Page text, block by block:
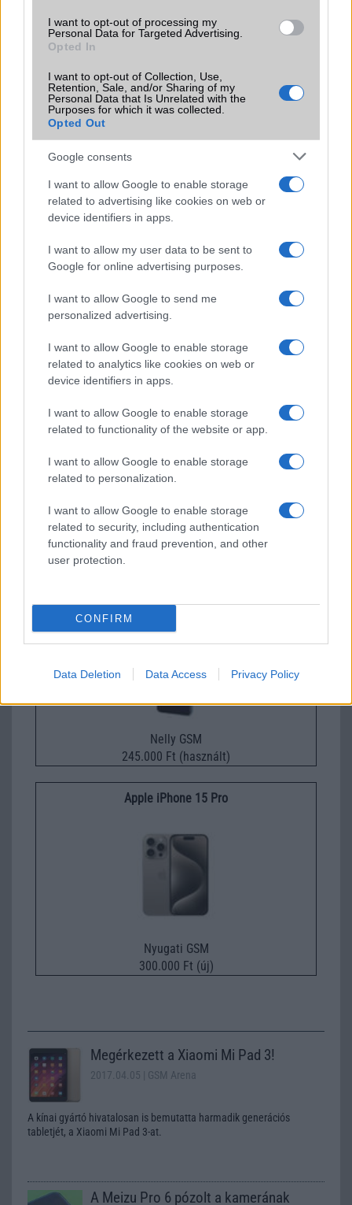
I want to opt-out of processing my
Personal Data for Targeted Advertising.
Opted In
I want to opt-out of Collection, Use,
Retention, Sale, and/or Sharing of my
Personal Data that Is Unrelated with the
Purposes for which it was collected.
Opted Out
Google consents
I want to allow Google to enable storage
related to advertising like cookies on web or
device identifiers in apps.
I want to allow my user data to be sent to
Google for online advertising purposes.
I want to allow Google to send me
personalized advertising.
I want to allow Google to enable storage
related to analytics like cookies on web or
device identifiers in apps.
I want to allow Google to enable storage
related to functionality of the website or app.
I want to allow Google to enable storage
related to personalization.
I want to allow Google to enable storage
related to security, including authentication
functionality and fraud prevention, and other
user protection.
CONFIRM
Data Deletion Data Access Privacy Policy
Terület Globális
(advertised)
Brand 2020
Limited Edition
SAR
0,92
N/A = Nincs adat. Legutóbbi frissítés: 2026-07-13 19:00:00
Új és Használt GSM kiemelt ajánlatok
Samsung Galaxy S26 Ultra
Euro Gsm
392.000 Ft (új)
Nelly GSM
245.000 Ft (használt)
Apple iPhone 15 Pro
Nyugati GSM
300.000 Ft (új)
Megérkezett a Xiaomi Mi Pad 3!
2017.04.05 | GSM Arena
A kínai gyártó hivatalosan is bemutatta harmadik generációs
tabletjét, a Xiaomi Mi Pad 3-at.
A Meizu Pro 6 pózolt a kamerának